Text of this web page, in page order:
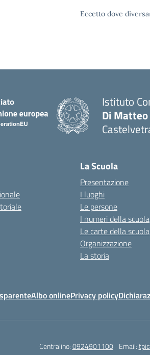
Eccetto dove
Istituto
Di Matteo
La Scuola
Presentazione
I luoghi
Le persone
I numeri della scuola
Le carte della scuola
Organizzazione
La storia
Albo onlinePrivacy policy
Centralino:0924901100 Email: